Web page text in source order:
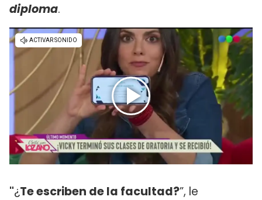
diploma.
"¿Te escriben de la facultad?”, le